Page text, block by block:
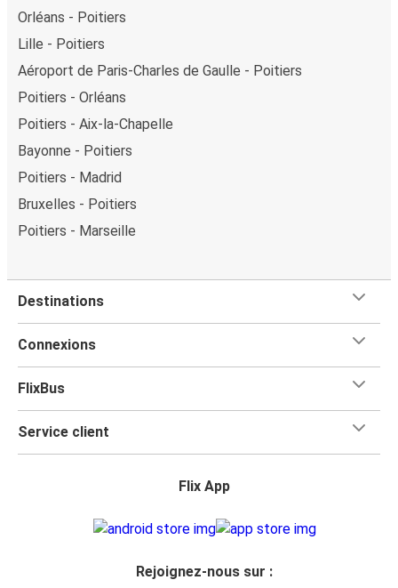
Orléans - Poitiers
Lille - Poitiers
Aéroport de Paris-Charles de Gaulle - Poitiers
Poitiers - Orléans
Poitiers - Aix-la-Chapelle
Bayonne - Poitiers
Poitiers - Madrid
Bruxelles - Poitiers
Poitiers - Marseille
Destinations
Connexions
FlixBus
Service client
Flix App
Rejoignez-nous sur :